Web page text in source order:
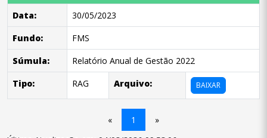
Data:
30/05/2023
Fundo:
FMS
Súmula:
Relatório Anual de Gestão 2022
Tipo:
RAG Arquivo: BAIXAR
« 1
»